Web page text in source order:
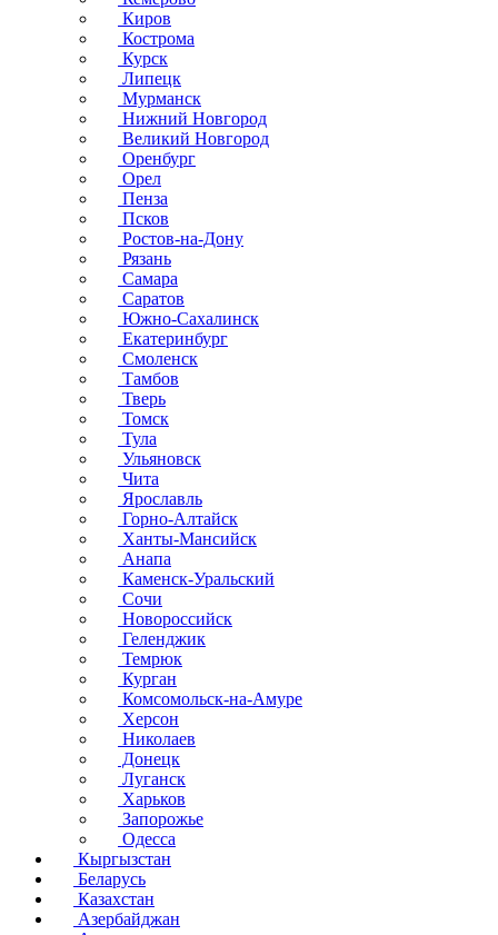
Киров
Кострома
Курск
Липецк
Мурманск
Нижний Новгород
Великий Новгород
Оренбург
Орел
Пенза
Псков
Ростов-на-Дону
Рязань
Самара
Саратов
Южно-Сахалинск
Екатеринбург
Смоленск
Тамбов
Тверь
Томск
Тула
Ульяновск
Чита
Ярославль
Горно-Алтайск
Ханты-Мансийск
Анапа
Каменск-Уральский
Сочи
Новороссийск
Геленджик
Темрюк
Курган
Комсомольск-на-Амуре
Херсон
Николаев
Донецк
Луганск
Харьков
Запорожье
Одесса
Кыргызстан
Беларусь
Казахстан
Азербайджан